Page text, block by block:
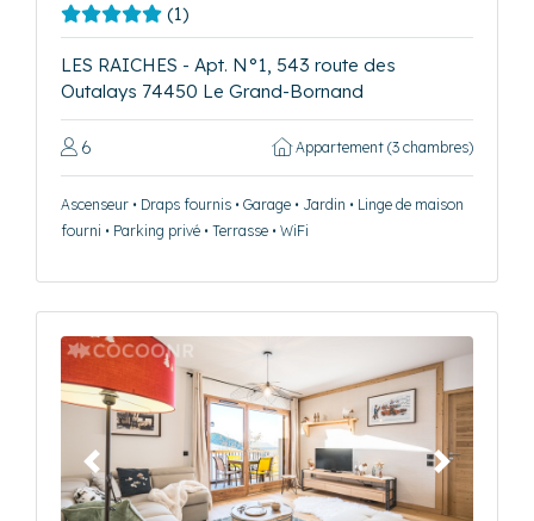
(1)
LES RAICHES - Apt. N°1, 543 route des
Outalays 74450 Le Grand-Bornand
6 Appartement (3 chambres)
Ascenseur • Draps fournis • Garage • Jardin • Linge de maison
fourni • Parking privé • Terrasse • WiFi
Précédent Suivant